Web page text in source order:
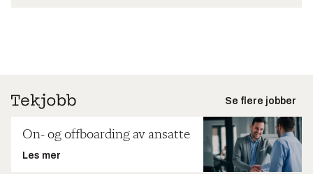
Se flere jobber
On- og offboarding av ansatte
Les mer